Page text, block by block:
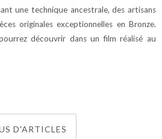
une technique ancestrale, des artisans
originales exceptionnelles en Bronze.
découvrir dans un film réalisé au
D'ARTICLES